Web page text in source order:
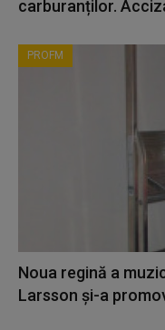
carburanților.
PROFM
Noua regină a
Larsson și-a